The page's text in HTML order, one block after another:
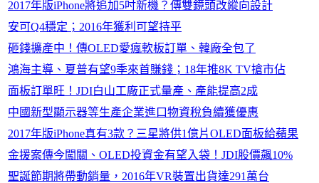
2017年版iPhone將追加5吋新機？傳雙鏡頭改縱向設計
安可Q4穩定；2016年獲利可望持平
砸錢擴產中！傳OLED愛瘋軟板訂單、韓廠全包了
鴻海主導、夏普有望9季來首賺錢；18年推8K TV搶市佔
面板訂單旺！JDI白山工廠正式量產、產能提高2成
中國新型顯示器等生產企業進口物資稅負續獲優惠
2017年版iPhone真有3款？三星將供1億片OLED面板給蘋果
金援案傳今闖關、OLED投資金有望入袋！JDI股價飆10%
聖誕節期將帶動銷量，2016年VR裝置出貨達291萬台